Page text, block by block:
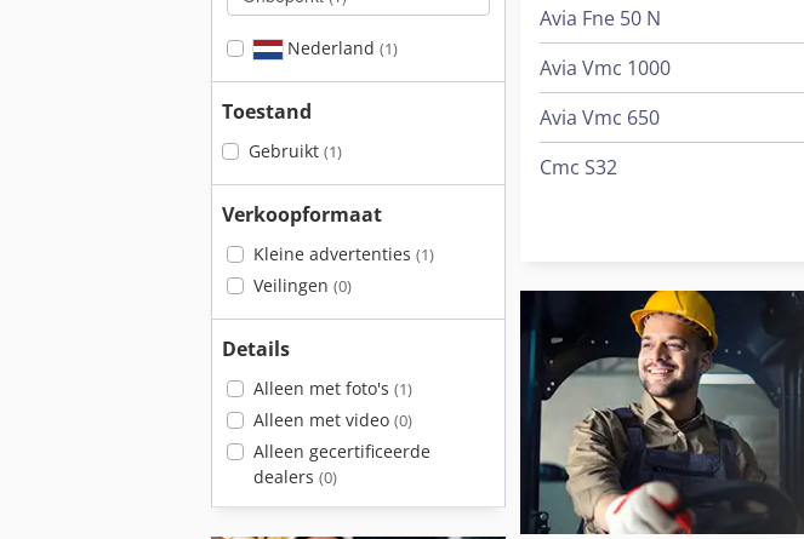
Nederland (1)
Toestand
Gebruikt (1)
Verkoopformaat
Kleine advertenties (1)
Veilingen (0)
Details
Alleen met foto's (1)
Alleen met video (0)
Alleen gecertificeerde
dealers (0)
Avia Fne 50 N
Avia Vmc 1000
Avia Vmc 650
Cmc S32
Haenel Rotomat 956
Knegt Rotorkopeg 125